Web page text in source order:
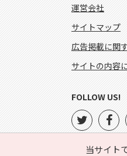
当サイト
運営会社
サイトマップ
広告掲載に関
サイトの内容
FOLLOW US!